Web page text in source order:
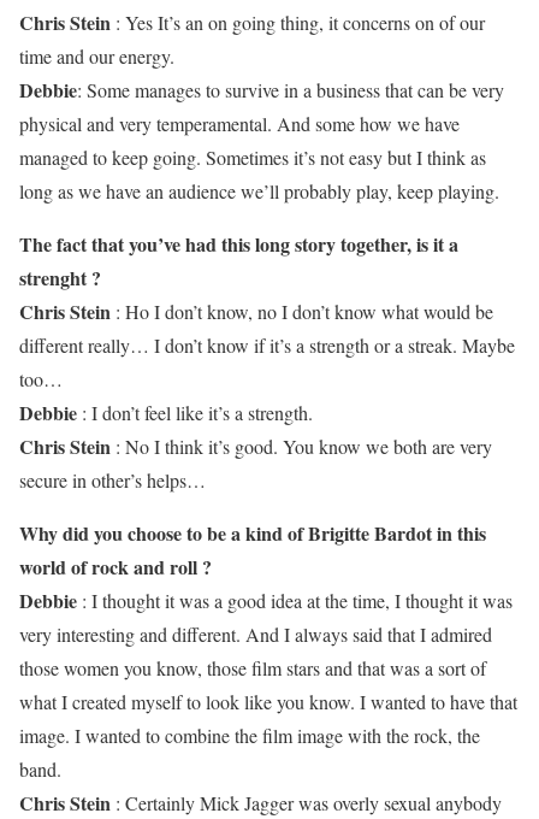
Chris Stein : Yes It’s an on going thing, it concerns on of our
time and our energy.
Debbie: Some manages to survive in a business that can be very
physical and very temperamental. And some how we have
managed to keep going. Sometimes it’s not easy but I think as
long as we have an audience we’ll probably play, keep playing.
The fact that you’ve had this long story together, is it a
strenght ?
Chris Stein : Ho I don’t know, no I don’t know what would be
different really… I don’t know if it’s a strength or a streak. Maybe
too…
Debbie : I don’t feel like it’s a strength.
Chris Stein : No I think it’s good. You know we both are very
secure in other’s helps…
Why did you choose to be a kind of Brigitte Bardot in this
world of rock and roll ?
Debbie : I thought it was a good idea at the time, I thought it was
very interesting and different. And I always said that I admired
those women you know, those film stars and that was a sort of
what I created myself to look like you know. I wanted to have that
image. I wanted to combine the film image with the rock, the
band.
Chris Stein : Certainly Mick Jagger was overly sexual anybody